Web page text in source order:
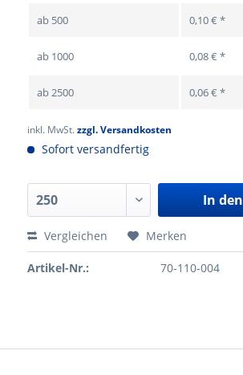
ab 500 0,10 € *
ab 1000 0,08 € *
ab2500 0,06 € *
inkl. MwSt.zzgl. Versandkosten
Sofort versandfertig
In den
Vergleichen Merken
Artikel-Nr.: 70-110-004